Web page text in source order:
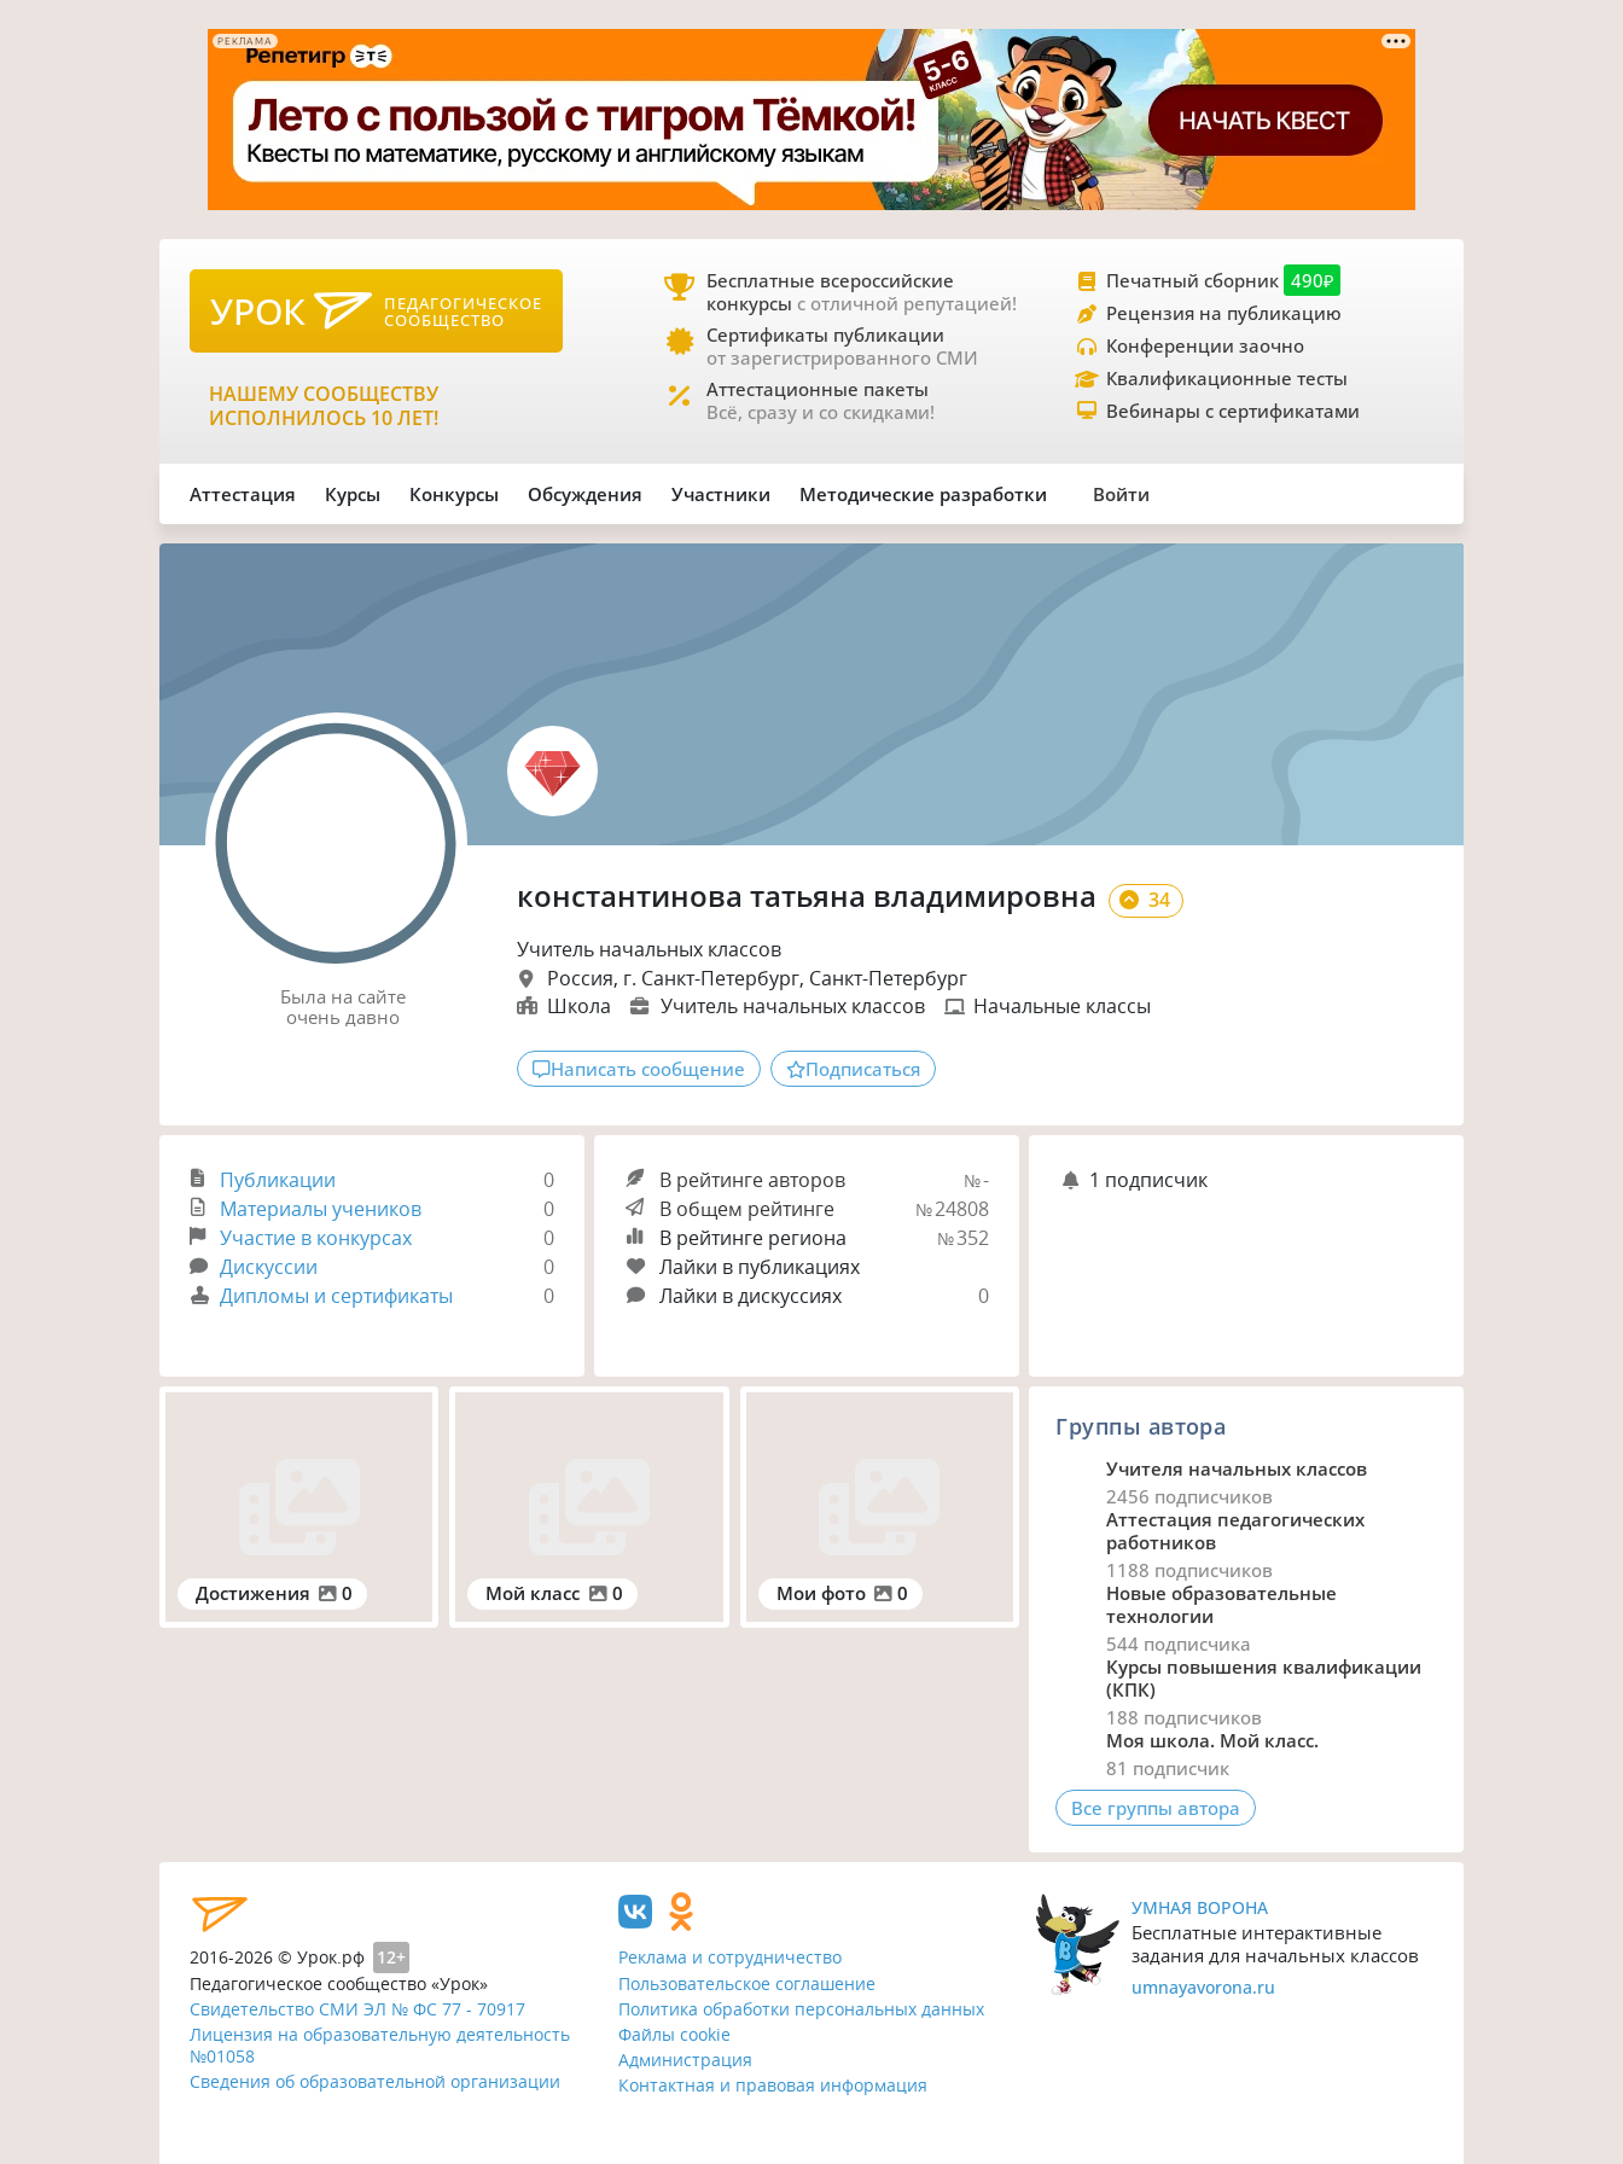
РЕКЛАМА
УРОК ПЕДАГОГИЧЕСКОЕ
СООБЩЕСТВО
НАШЕМУ СООБЩЕСТВУ
ИСПОЛНИЛОСЬ 10 ЛЕТ!
Бесплатные всероссийские
конкурсы с отличной репутацией!
Сертификаты публикации
от зарегистрированного СМИ
Аттестационные пакеты
Всё, сразу и со скидками!
Печатный сборник 490₽
Рецензия на публикацию
Конференции заочно
Квалификационные тесты
Вебинары с сертификатами
Аттестация Курсы Конкурсы Обсуждения Участники Методические разработки Войти
Была на сайте
очень давно
константинова татьяна владимировна
34
Учитель начальных классов
Россия, г. Санкт-Петербург, Санкт-Петербург
Школа
Учитель начальных классов Начальные классы
Написать сообщение Подписаться
Публикации
0
Материалы учеников
0
Участие в конкурсах
0
Дискуссии
0
Дипломы и сертификаты
0
В рейтинге авторов №-
В общем рейтинге
№24808
В рейтинге региона
№352
Лайки в публикациях
Лайки в дискуссиях
0
1 подписчик
Достижения 0 Мой класс 0 Мои фото 0
Группы автора
Учителя начальных классов
2456 подписчиков
Аттестация педагогических
работников
1188 подписчиков
Новые образовательные
технологии
544 подписчика
Курсы повышения квалификации
(КПК)
188 подписчиков
Моя школа. Мой класс.
81 подписчик
Все группы автора
2016-2026 © Урок.рф 12+
Педагогическое сообщество «Урок»
Свидетельство СМИ ЭЛ № ФС 77 - 70917
Лицензия на образовательную деятельность
№01058
Сведения об образовательной организации
Реклама и сотрудничество
Пользовательское соглашение
Политика обработки персональных данных
Файлы cookie
Администрация
Контактная и правовая информация
УМНАЯ ВОРОНА
Бесплатные интерактивные
задания для начальных классов
umnayavorona.ru